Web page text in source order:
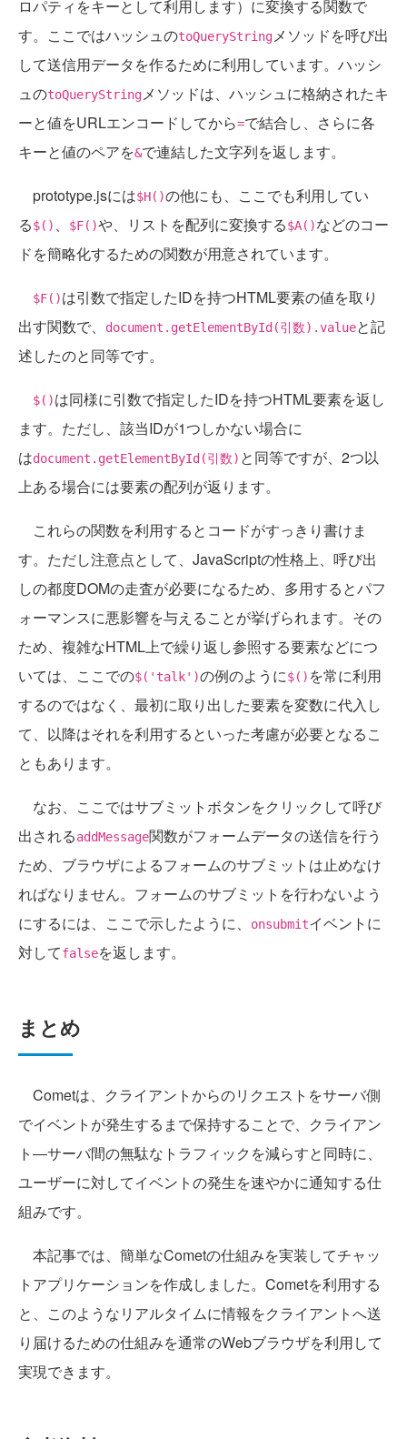
ロパティをキーとして利用します）に変換する関数で
す。ここではハッシュのtoQueryStringメソッドを呼び出
して送信用データを作るために利用しています。ハッシ
ュのtoQueryStringメソッドは、ハッシュに格納されたキ
ーと値をURLエンコードしてから=で結合し、さらに各
キーと値のペアを&で連結した文字列を返します。
prototype.jsには$H()の他にも、ここでも利用してい
る$() 、 $F()や、リストを配列に変換する$A()などのコー
ドを簡略化するための関数が用意されています。
$F()は引数で指定したIDを持つHTML要素の値を取り
出す関数で、
document.getElementById(引数).valueと記
述したのと同等です。
$()は同様に引数で指定したIDを持つHTML要素を返し
ます。ただし、該当IDが1つしかない場合に
はdocument.getElementById(引数) と同等ですが、2つ以
上ある場合には要素の配列が返ります。
これらの関数を利用するとコードがすっきり書けま
す。ただし注意点として、JavaScriptの性格上、呼び出
しの都度DOMの走査が必要になるため、多用するとパフ
ォーマンスに悪影響を与えることが挙げられます。その
ため、複雑なHTML上で繰り返し参照する要素などにつ
いては、ここでの$('talk')の例のように$() を常に利用
するのではなく、最初に取り出した要素を変数に代入し
て、以降はそれを利用するといった考慮が必要となるこ
ともあります。
なお、ここではサブミットボタンをクリックして呼び
出されるaddMessage関数がフォームデータの送信を行う
ため、ブラウザによるフォームのサブミットは止めなけ
ればなりません。フォームのサブミットを行わないよう
にするには、ここで示したように、
onsubmitイベントに
対してfalseを返します。
まとめ
Cometは、クライアントからのリクエストをサーバ側
でイベントが発生するまで保持することで、クライアン
ト―サーバ間の無駄なトラフィックを減らすと同時に、
ユーザーに対してイベントの発生を速やかに通知する仕
組みです。
本記事では、簡単なCometの仕組みを実装してチャッ
トアプリケーションを作成しました。Cometを利用する
と、このようなリアルタイムに情報をクライアントへ送
り届けるための仕組みを通常のWebブラウザを利用して
実現できます。